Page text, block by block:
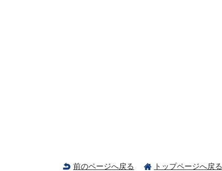
前のページへ戻る トップページへ戻る